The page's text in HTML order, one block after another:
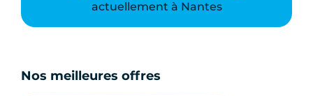
actuellement à Nantes
Nos meilleures offres